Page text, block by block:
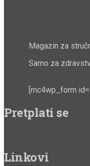
Magazin za
Samo za
[mc4wp_form
Pretplati se
Linkovi